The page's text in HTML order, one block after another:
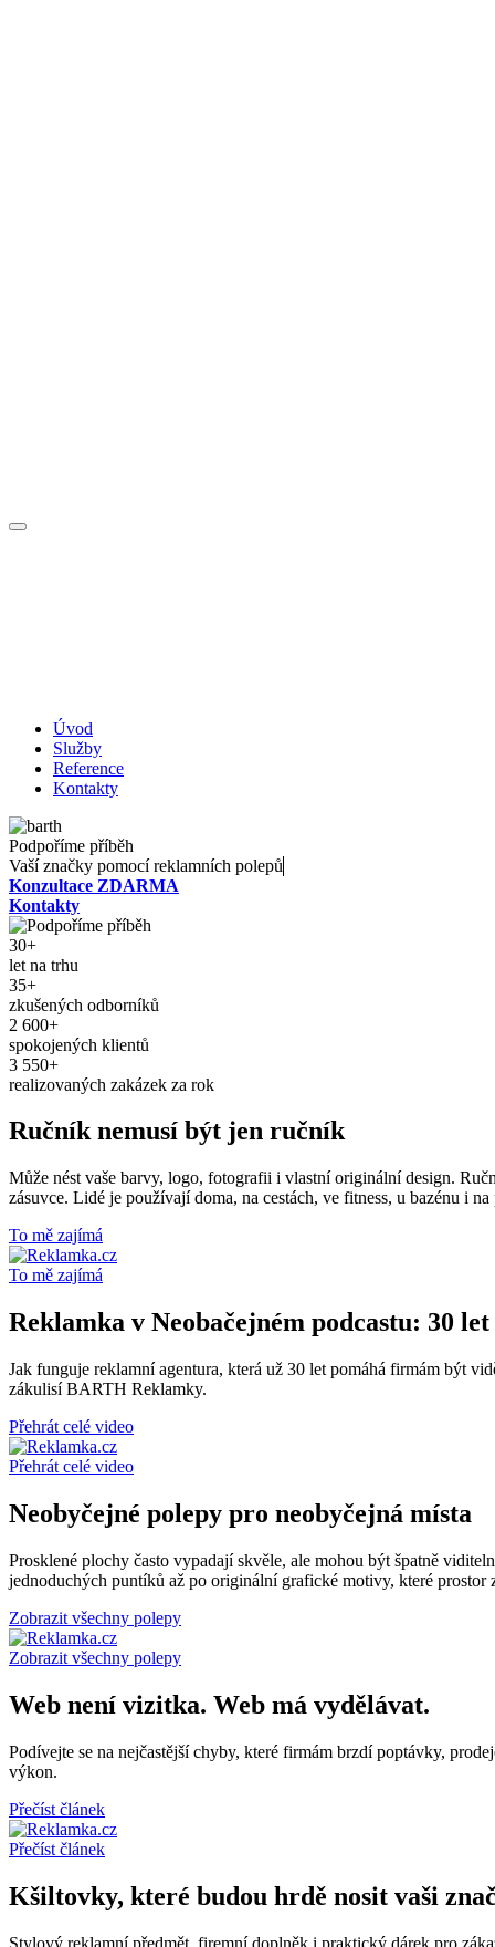
Úvod
Služby
Reference
Kontakty
Podpoříme příběh
Vaší značky pomocíreklamních polepů
Konzultace ZDARMA
Kontakty
30+
let na trhu
35+
zkušených odborníků
2 600+
spokojených klientů
3 550+
realizovaných zakázek za rok
Ručník nemusí být jen ručník
Může nést vaše barvy, logo, fotografii i vlastní originální design.
zásuvce. Lidé je používají doma, na cestách, ve fitness, u bazénu i
To mě zajímá
To mě zajímá
Reklamka v Neobačejném podcastu: 30
Jak funguje reklamní agentura, která už 30 let pomáhá firmám být
zákulisí BARTH Reklamky.
Přehrát celé video
Přehrát celé video
Neobyčejné polepy pro neobyčejná místa
Prosklené plochy často vypadají skvěle, ale mohou být špatně
jednoduchých puntíků až po originální grafické motivy, které
Zobrazit všechny polepy
Zobrazit všechny polepy
Web není vizitka. Web má vydělávat.
Podívejte se na nejčastější chyby, které firmám brzdí poptávky,
výkon.
Přečíst článek
Přečíst článek
Kšiltovky, které budou hrdě nosit vaši
Stylový reklamní předmět, firemní doplněk i praktický dárek pro